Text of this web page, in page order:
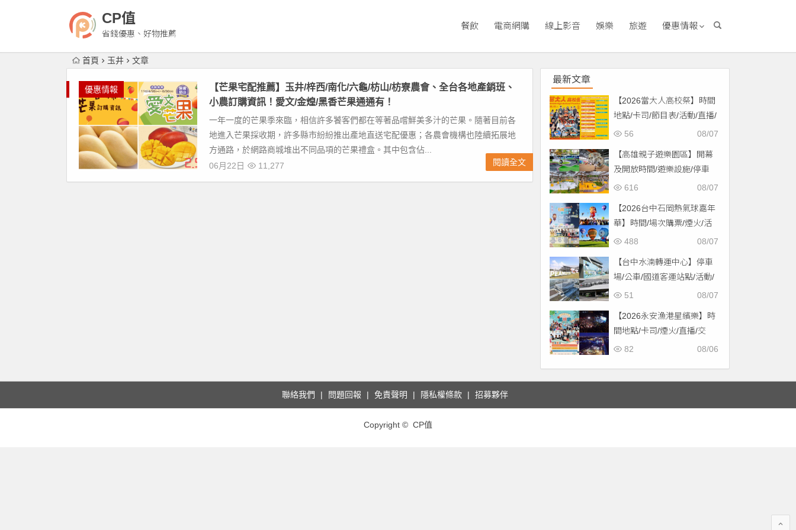
CP值
省錢優惠、好物推薦
餐飲 電商網購 線上影音 娛樂 旅遊 優惠情報
首頁 玉井 文章
優惠情報
【芒果宅配推薦】玉井/梓西/南化/六龜/枋山/枋寮農會、全台各地產銷班、
小農訂購資訊！愛文/金煌/黑香芒果通通有！
一年一度的芒果季來臨，相信許多饕客們都在等著品嚐鮮美多汁的芒果。隨著目前各
地進入芒果採收期，許多縣市紛紛推出產地直送宅配優惠；各農會機構也陸續拓展地
方通路，於網路商城堆出不同品項的芒果禮盒。其中包含佔...
06月22日
11,277 閱讀全文
最新文章
【2026當大人高校祭】時間
地點/卡司/節目表/活動/直播/
交通，免費入場！
08/07
56
【高雄親子遊樂園區】開幕
及開放時間/遊樂設施/停車
場/交通一次看！
08/07
616
【2026台中石岡熱氣球嘉年
華】時間/場次購票/煙火/活
動/交通，土牛運動公園登08/07
488
【台中水湳轉運中心】停車
場/公車/國道客運站點/活動/
交通，啟用免費停車！ 08/07
51
【2026永安漁港星繽樂】時
間地點/卡司/煙火/直播/交
通，免費入場！
08/06
82
聯絡我們 問題回報 免責聲明 隱私權條款 招募夥伴
Copyright © CP值